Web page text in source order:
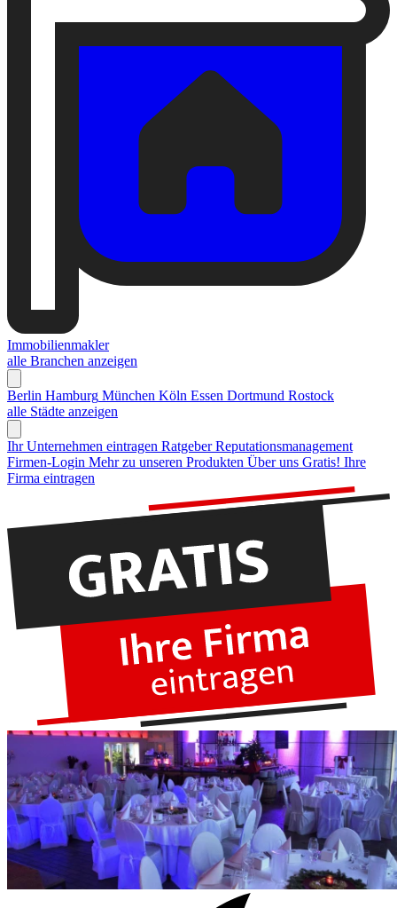
Immobilienmakler
alle Branchen anzeigen
Berlin Hamburg München Köln Essen Dortmund Rostock
alle Städte anzeigen
Ihr Unternehmen eintragen Ratgeber Reputationsmanagement
Firmen-Login Mehr zu unseren Produkten Über uns Gratis! Ihre
Firma eintragen